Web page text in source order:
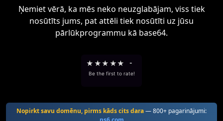
Ņemiet vērā, ka mēs neko neuzglabājam, viss tiek
nosūtīts jums, pat attēli tiek nosūtīti uz jūsu
pārlūkprogrammu kā base64.
★ ★★ ★★ -
Be the first to rate!
Nopirkt savu domēnu, pirms kāds cits dara— 800+ pagarinājumi: